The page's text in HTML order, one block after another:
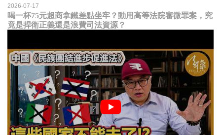
2026-07-17
喝一杯75元超商拿鐵差點坐牢？動用高等法院審微罪案，究
竟是捍衛正義還是浪費司法資源？